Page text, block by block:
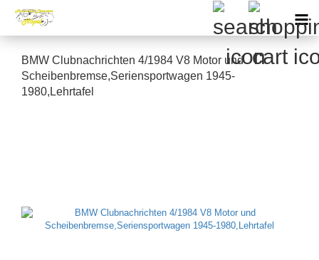
BMW Clubnachrichten 4/1984 V8 Motor und
Scheibenbremse,Seriensportwagen 1945-
1980,Lehrtafel